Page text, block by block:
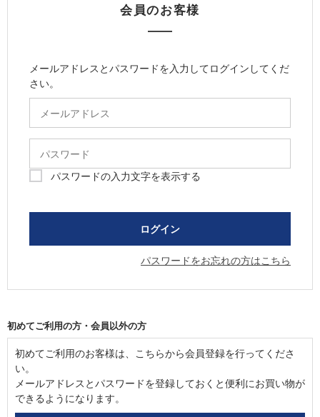
会員のお客様
メールアドレスとパスワードを入力してログインしてくだ
さい。
パスワードの入力文字を表示する
パスワードをお忘れの方はこちら
初めてご利用の方・会員以外の方
初めてご利用のお客様は、こちらから会員登録を行ってくださ
い。
メールアドレスとパスワードを登録しておくと便利にお買い物が
できるようになります。